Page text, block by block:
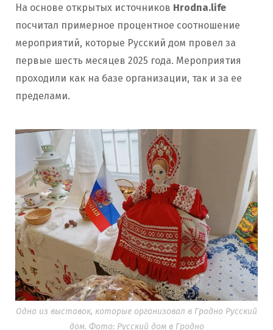
На основе открытых источников Hrodna.life
посчитал примерное процентное соотношение
мероприятий, которые Русский дом провел за
первые шесть месяцев 2025 года. Мероприятия
проходили как на базе организации, так и за ее
пределами.
Одна из выставок, которые организовал в Гродно Русский
дом. Фото: Русский дом в Гродно